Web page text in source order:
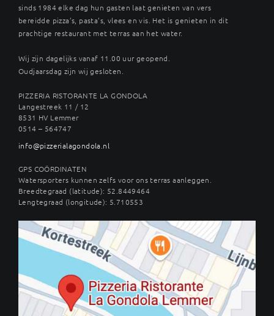
sinds 1984 elke dag hun gasten laat genieten van vers
bereidde pizza’s, pasta’s, vlees en vis. Het is genieten in dit
prachtige restaurant met terras aan het water.
Wij zijn dagelijks vanaf 11.00 uur geopend.
Oudjaarsdag zijn wij gesloten.
PIZZERIA RISTORANTE LA GONDOLA
Langestreek 11 / 12
8531 HV Lemmer
0514 – 564747
info@pizzerialagondola.nl
GPS COÖRDINATEN
Watersporters kunnen zelfs voor ons terras aanleggen.
Breedtegraad (latitude): 52.8449464
Lengtegraad (longitude): 5.710553